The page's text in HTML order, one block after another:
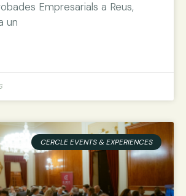
Empresarials a Reus,
un
CERCLE EVENTS & EXPERIENCES